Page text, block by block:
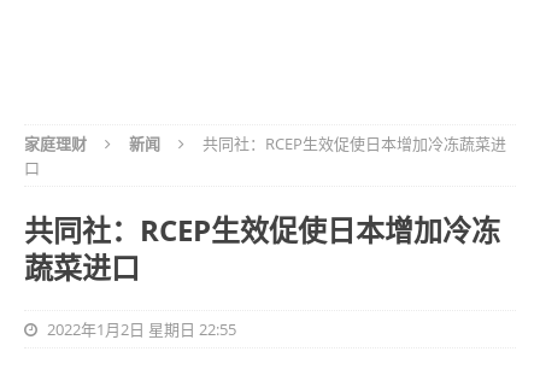
家庭理财 新闻
共同社：RCEP生效促使日本增加冷冻蔬菜进
口
共同社：RCEP生效促使日本增加冷冻
蔬菜进口
2022年1月2日 星期日 22:55